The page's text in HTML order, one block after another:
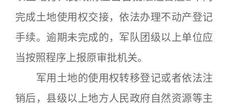
完成土地使用权交接，依法办理不动产登记
手续。逾期未完成的，军队团级以上单位应
当按照程序上报原审批机关。
军用土地的使用权转移登记或者依法注
销后，县级以上地方人民政府自然资源等主